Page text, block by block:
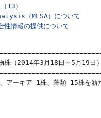
13）
（MLSA）について
性情報の提供について
（2014年3月18日～5月19日）
ーキア 1株、藻類 15株を新